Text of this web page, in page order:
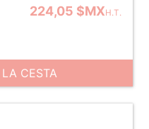
224,05 $MXH.T.
CESTA